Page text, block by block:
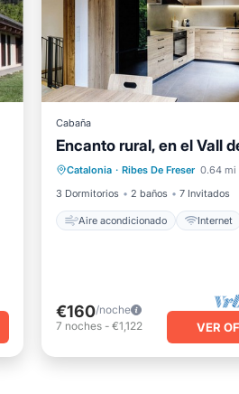
Cabaña
Encanto rural, en el Vall
Catalonia · Ribes De Freser 0.64 mi
3 Dormitorios
2 baños 7 Invitados
Aire acondicionado Internet
Aire acondicionado
Apto para niños
€160/noche
7 noches- €1,122 VER